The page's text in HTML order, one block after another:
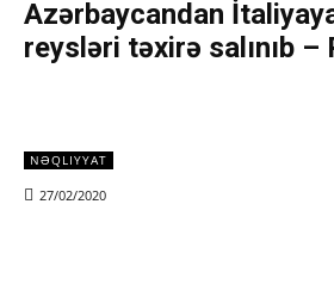
Azərbaycandan
reysləri təxirə salınıb –
NƏQLIYYAT
27/02/2020